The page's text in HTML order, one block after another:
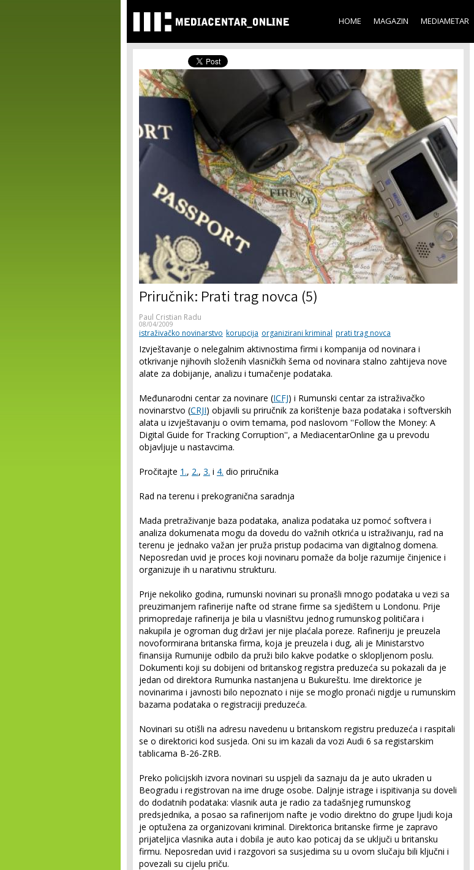
main
content
HOME MAGAZIN MEDIAMETAR
Priručnik: Prati trag novca (5)
Paul Cristian Radu
08/04/2009
istraživačko novinarstvo korupcija organizirani kriminal prati trag novca
Izvještavanje o nelegalnim aktivnostima firmi i kompanija od novinara i
otkrivanje njihovih složenih vlasničkih šema od novinara stalno zahtijeva nove
alate za dobijanje, analizu i tumačenje podataka.
Međunarodni centar za novinare (ICFJ) i Rumunski centar za istraživačko
novinarstvo (CRJI) objavili su priručnik za korištenje baza podataka i softverskih
alata u izvještavanju o ovim temama, pod naslovom ''Follow the Money: A
Digital Guide for Tracking Corruption'', a MediacentarOnline ga u prevodu
objavljuje u nastavcima.
Pročitajte 1., 2., 3. i 4. dio priručnika
Rad na terenu i prekogranična saradnja
Mada pretraživanje baza podataka, analiza podataka uz pomoć softvera i
analiza dokumenata mogu da dovedu do važnih otkrića u istraživanju, rad na
terenu je jednako važan jer pruža pristup podacima van digitalnog domena.
Neposredan uvid je proces koji novinaru pomaže da bolje razumije činjenice i
organizuje ih u narativnu strukturu.
Prije nekoliko godina, rumunski novinari su pronašli mnogo podataka u vezi sa
preuzimanjem rafinerije nafte od strane firme sa sjedištem u Londonu. Prije
primopredaje rafinerija je bila u vlasništvu jednog rumunskog političara i
nakupila je ogroman dug državi jer nije plaćala poreze. Rafineriju je preuzela
novoformirana britanska firma, koja je preuzela i dug, ali je Ministarstvo
finansija Rumunije odbilo da pruži bilo kakve podatke o sklopljenom poslu.
Dokumenti koji su dobijeni od britanskog registra preduzeća su pokazali da je
jedan od direktora Rumunka nastanjena u Bukureštu. Ime direktorice je
novinarima i javnosti bilo nepoznato i nije se moglo pronaći nigdje u rumunskim
bazama podataka o registraciji preduzeća.
Novinari su otišli na adresu navedenu u britanskom registru preduzeća i raspitali
se o direktorici kod susjeda. Oni su im kazali da vozi Audi 6 sa registarskim
tablicama B-26-ZRB.
Preko policijskih izvora novinari su uspjeli da saznaju da je auto ukraden u
Beogradu i registrovan na ime druge osobe. Daljnje istrage i ispitivanja su doveli
do dodatnih podataka: vlasnik auta je radio za tadašnjeg rumunskog
predsjednika, a posao sa rafinerijom nafte je vodio direktno do grupe ljudi koja
je optužena za organizovani kriminal. Direktorica britanske firme je zapravo
prijateljica vlasnika auta i dobila je auto kao poticaj da se uključi u britansku
firmu. Neposredan uvid i razgovori sa susjedima su u ovom slučaju bili ključni i
povezali su cijelu priču.